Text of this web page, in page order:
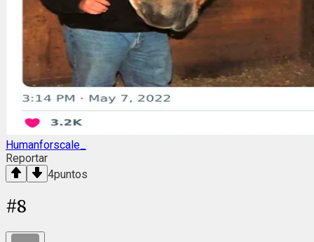
Humanforscale_
Reportar
4puntos
#8